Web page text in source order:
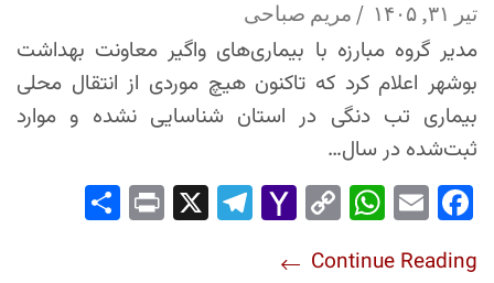
تیر ۳۱, ۱۴۰۵ مریم صباحی
مدیر گروه مبارزه با بیماری‌های واگیر معاونت بهداشت
بوشهر اعلام کرد که تاکنون هیچ موردی از انتقال محلی
بیماری تب دنگی در استان شناسایی نشده و موارد
ثبت‌شده در سال…
Fac
ok
Em
Wh
Ap
Co
Lin
Yah
Tel
Pri
Continue Reading